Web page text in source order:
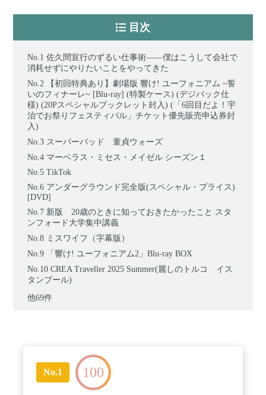
目次
佐久間宣行のずるい仕事術――僕はこうして会社で
消耗せずにやりたいことをやってきた
【初回特典あり】劇場版 響け! ユーフォニアム ~誓
いのフィナーレ~ [Blu-ray] (特製ケース) (デジパック仕
様) (20Pスペシャルブックレット封入) (「6回目だよ！宇
治でお祭りフェスティバル」チケット優先販売申込券封
入)
スーパーバッド 童貞ウォーズ
マーベラス・ミセス・メイゼル シーズン１
TikTok
アンダーグラウンド完全版(スペシャル・プライス)
[DVD]
新版 20歳のときに知っておきたかったこと スタ
ンフォード大学集中講義
ミスワイフ（字幕版）
「響け! ユーフォニアム2」Blu-ray BOX
CREA Traveller 2025 Summer(麗しのトルコ イス
タンブール)
他69件
No.1 100